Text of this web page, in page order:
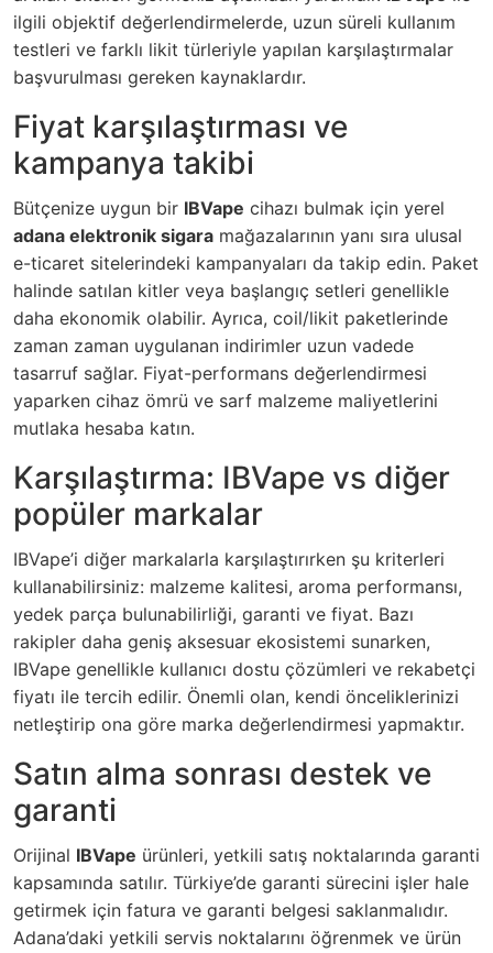
ilgili objektif değerlendirmelerde, uzun süreli kullanım
testleri ve farklı likit türleriyle yapılan karşılaştırmalar
başvurulması gereken kaynaklardır.
Fiyat karşılaştırması ve
kampanya takibi
Bütçenize uygun bir IBVape cihazı bulmak için yerel
adana elektronik sigara mağazalarının yanı sıra ulusal
e-ticaret sitelerindeki kampanyaları da takip edin. Paket
halinde satılan kitler veya başlangıç setleri genellikle
daha ekonomik olabilir. Ayrıca, coil/likit paketlerinde
zaman zaman uygulanan indirimler uzun vadede
tasarruf sağlar. Fiyat-performans değerlendirmesi
yaparken cihaz ömrü ve sarf malzeme maliyetlerini
mutlaka hesaba katın.
Karşılaştırma: IBVape vs diğer
popüler markalar
IBVape’i diğer markalarla karşılaştırırken şu kriterleri
kullanabilirsiniz: malzeme kalitesi, aroma performansı,
yedek parça bulunabilirliği, garanti ve fiyat. Bazı
rakipler daha geniş aksesuar ekosistemi sunarken,
IBVape genellikle kullanıcı dostu çözümleri ve rekabetçi
fiyatı ile tercih edilir. Önemli olan, kendi önceliklerinizi
netleştirip ona göre marka değerlendirmesi yapmaktır.
Satın alma sonrası destek ve
garanti
Orijinal IBVape ürünleri, yetkili satış noktalarında garanti
kapsamında satılır. Türkiye’de garanti sürecini işler hale
getirmek için fatura ve garanti belgesi saklanmalıdır.
Adana’daki yetkili servis noktalarını öğrenmek ve ürün